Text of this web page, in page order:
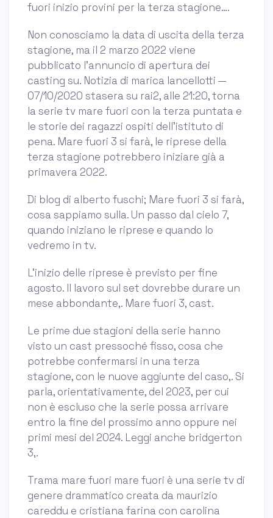
fuori inizio provini per la terza stagione….
Non conosciamo la data di uscita della terza
stagione, ma il 2 marzo 2022 viene
pubblicato l’annuncio di apertura dei
casting su. Notizia di marica lancellotti —
07/10/2020 stasera su rai2, alle 21:20, torna
la serie tv mare fuori con la terza puntata e
le storie dei ragazzi ospiti dell'istituto di
pena. Mare fuori 3 si farà, le riprese della
terza stagione potrebbero iniziare già a
primavera 2022.
Di blog di alberto fuschi; Mare fuori 3 si farà,
cosa sappiamo sulla. Un passo dal cielo 7,
quando iniziano le riprese e quando lo
vedremo in tv.
L’inizio delle riprese è previsto per fine
agosto. Il lavoro sul set dovrebbe durare un
mese abbondante,. Mare fuori 3, cast.
Le prime due stagioni della serie hanno
visto un cast pressoché fisso, cosa che
potrebbe confermarsi in una terza
stagione, con le nuove aggiunte del caso,. Si
parla, orientativamente, del 2023, per cui
non è escluso che la serie possa arrivare
entro la fine del prossimo anno oppure nei
primi mesi del 2024. Leggi anche bridgerton
3,.
Trama mare fuori mare fuori è una serie tv di
genere drammatico creata da maurizio
careddu e cristiana farina con carolina